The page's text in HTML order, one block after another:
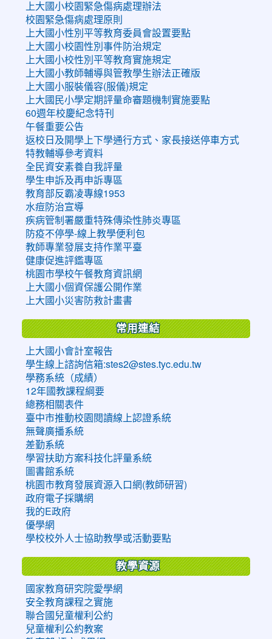
上大國小校園緊急傷病處理辦法
校園緊急傷病處理原則
上大國小性別平等教育委員會設置要點
上大國小校園性別事件防治規定
上大國小校性別平等教育實施規定
上大國小教師輔導與管教學生辦法正確版
上大國小服裝儀容(服儀)規定
上大國民小學定期評量命審題機制實施要點
60週年校慶紀念特刊
午餐重要公告
返校日及開學上下學通行方式、家長接送停車方式
特教輔導參考資料
全民資安素養自我評量
學生申訴及再申訴專區
教育部反霸凌專線1953
水痘防治宣導
疾病管制署嚴重特殊傳染性肺炎專區
防疫不停學-線上教學便利包
教師專業發展支持作業平臺
健康促進評鑑專區
桃園市學校午餐教育資訊網
上大國小個資保護公開作業
上大國小災害防救計畫書
常用連結
上大國小會計室報告
學生線上諮詢信箱:stes2@stes.tyc.edu.tw
學務系統（成績）
12年國教課程綱要
總務相關表件
臺中市推動校園閱讀線上認證系統
無聲廣播系統
差勤系統
學習扶助方案科技化評量系統
圖書館系統
桃園市教育發展資源入口網(教師研習)
政府電子採購網
我的E政府
優學網
學校校外人士協助教學或活動要點
教學資源
國家教育研究院愛學網
安全教育課程之實施
聯合國兒童權利公約
兒童權利公約教案